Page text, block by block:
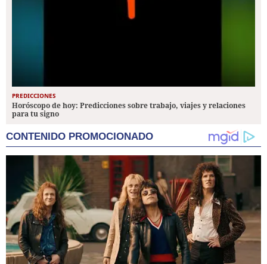
PREDICCIONES
Horóscopo de hoy: Predicciones sobre trabajo, viajes y relaciones
para tu signo
CONTENIDO PROMOCIONADO